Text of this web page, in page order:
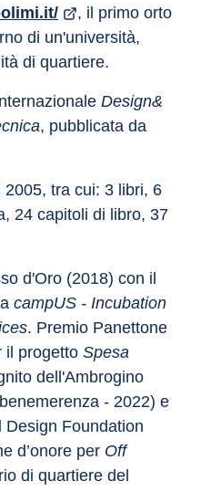
, il primo orto
di un'università,
di quartiere.
Design&
, pubblicata da
tra cui: 3 libri, 6
24 capitoli di libro, 37
d'Oro (2018) con il
campUS - Incubation
. Premio Panettone
il progetto Spesa
dell'Ambrogino
- 2022) e
Foundation
d’onore per Off
di quartiere del